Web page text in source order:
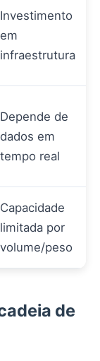
Investimento
em
infraestrutura
Depende de
dados em
tempo real
Capacidade
limitada por
volume/peso
de